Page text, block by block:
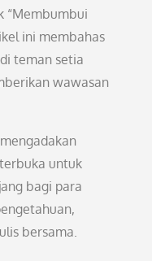
“Membumbui
ini membahas
teman setia
wawasan
untuk
bagi para
bersama.